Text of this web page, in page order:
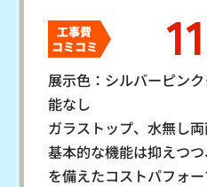
工事費
コミコミ
展示色：シルバーピン
能なし
ガラストップ、水無し両
基本的な機能は抑えつ
を備えたコストパフォ